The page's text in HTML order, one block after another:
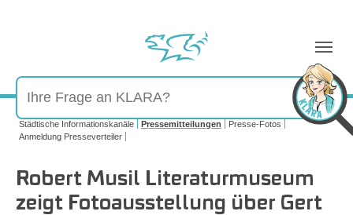
Sie sind hier:
Städtische Informationskanäle Pressemitteilungen
Presse-Fotos
Anmeldung Presseverteiler
Robert Musil Literaturmuseum
zeigt Fotoausstellung über Gert